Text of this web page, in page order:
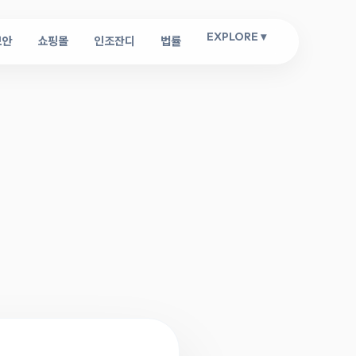
쇼핑몰 인조잔디 법률 EXPLORE ▾